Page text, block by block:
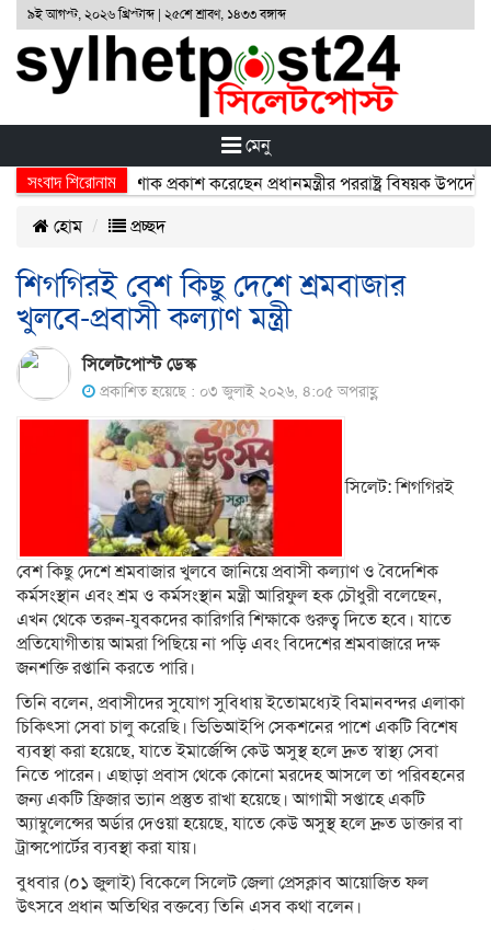
৯ই আগস্ট, ২০২৬ খ্রিস্টাব্দ | ২৫শে শ্রাবণ, ১৪৩৩ বঙ্গাব্দ
মেনু
সংবাদ শিরোনাম
প্রতি শোক প্রকাশ করেছেন প্রধানমন্ত্রীর পররাষ্ট্র বিষয়ক উপদেষ্টা
হোম
প্রচ্ছদ
শিগগিরই বেশ কিছু দেশে শ্রমবাজার
খুলবে-প্রবাসী কল্যাণ মন্ত্রী
সিলেটপোস্ট ডেস্ক
প্রকাশিত হয়েছে : ০৩ জুলাই ২০২৬, ৪:০৫ অপরাহ্ণ
সিলেট: শিগগিরই
বেশ কিছু দেশে শ্রমবাজার খুলবে জানিয়ে প্রবাসী কল্যাণ ও বৈদেশিক
কর্মসংস্থান এবং শ্রম ও কর্মসংস্থান মন্ত্রী আরিফুল হক চৌধুরী বলেছেন,
এখন থেকে তরুন-যুবকদের কারিগরি শিক্ষাকে গুরুত্ব দিতে হবে। যাতে
প্রতিযোগীতায় আমরা পিছিয়ে না পড়ি এবং বিদেশের শ্রমবাজারে দক্ষ
জনশক্তি রপ্তানি করতে পারি।
তিনি বলেন, প্রবাসীদের সুযোগ সুবিধায় ইতোমধ্যেই বিমানবন্দর এলাকা
চিকিৎসা সেবা চালু করেছি। ভিভিআইপি সেকশনের পাশে একটি বিশেষ
ব্যবস্থা করা হয়েছে, যাতে ইমার্জেন্সি কেউ অসুস্থ হলে দ্রুত স্বাস্থ্য সেবা
নিতে পারেন। এছাড়া প্রবাস থেকে কোনো মরদেহ আসলে তা পরিবহনের
জন্য একটি ফ্রিজার ভ্যান প্রস্তুত রাখা হয়েছে। আগামী সপ্তাহে একটি
অ্যাম্বুলেন্সের অর্ডার দেওয়া হয়েছে, যাতে কেউ অসুস্থ হলে দ্রুত ডাক্তার বা
ট্রান্সপোর্টের ব্যবস্থা করা যায়।
বুধবার (০১ জুলাই) বিকেলে সিলেট জেলা প্রেসক্লাব আয়োজিত ফল
উৎসবে প্রধান অতিথির বক্তব্যে তিনি এসব কথা বলেন।